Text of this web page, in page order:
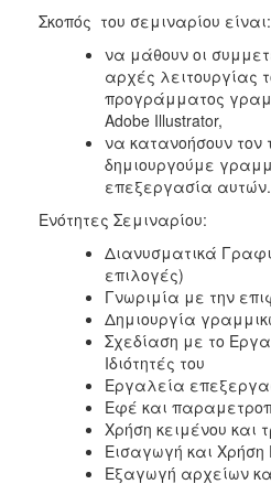
ΠΟΛΙΤΙΣΜΟΣ
Σκοπός του σεμιναρίου είναι:
να μάθουν οι
αρχές λειτουργίας
προγράμματος
Adobe Illustrator,
να κατανοήσουν τον
δημιουργούμε
επεξεργασία αυτών.
Ενότητες Σεμιναρίου:
Διανυσματικά
επιλογές)
Γνωριμία με την
Δημιουργία
Σχεδίαση με το
Ιδιότητές του
Εργαλεία
Εφέ και
Χρήση κειμένου και
Εισαγωγή και Χρήση
Εξαγωγή αρχείων